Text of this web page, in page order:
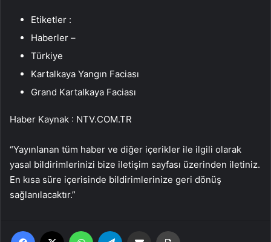
Etiketler :
Haberler –
Türkiye
Kartalkaya Yangın Faciası
Grand Kartalkaya Faciası
Haber Kaynak : NTV.COM.TR
“Yayınlanan tüm haber ve diğer içerikler ile ilgili olarak
yasal bildirimlerinizi bize iletişim sayfası üzerinden iletiniz.
En kısa süre içerisinde bildirimlerinize geri dönüş
sağlanılacaktır.”
Facebook WhatsApp Email'den paylaş